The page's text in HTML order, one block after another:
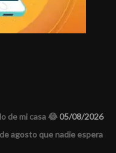
de mi casa 😂05/08/2026
agosto que nadie espera